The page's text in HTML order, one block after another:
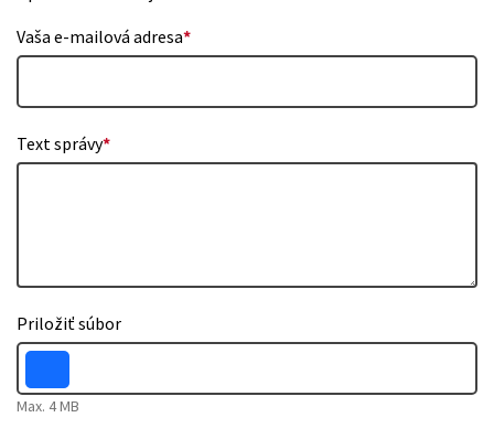
Vaša e-mailová adresa*
Text správy*
Priložiť súbor
Max. 4 MB